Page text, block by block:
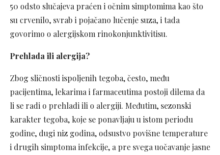
50 odsto slučajeva praćen i očnim simptomima kao što
su crvenilo, svrab i pojačano lučenje suza, i tada
govorimo o alergijskom rinokonjunktivitisu.
Prehlada ili alergija?
Zbog sličnosti ispoljenih tegoba, često, među
pacijentima, lekarima i farmaceutima postoji dilema da
li se radi o prehladi ili o alergiji. Međutim, sezonski
karakter tegoba, koje se ponavljaju u istom periodu
godine, dugi niz godina, odsustvo povišne temperature
i drugih simptoma infekcije, a pre svega uočavanje jasne